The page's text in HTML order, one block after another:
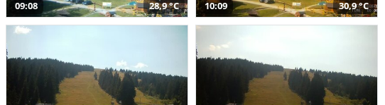
09:08 28,9 °C 10:09 30,9 °C